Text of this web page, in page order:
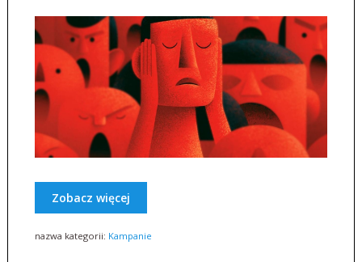
Zobacz więcej
nazwa kategorii: Kampanie